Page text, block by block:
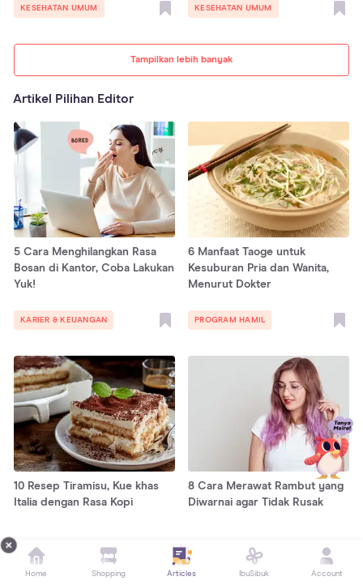
Tampilkan lebih banyak
KESEHATAN UMUM KESEHATAN UMUM
Artikel Pilihan Editor
5 Cara Menghilangkan Rasa
Bosan di Kantor, Coba Lakukan
Yuk!
KARIER & KEUANGAN
6 Manfaat Taoge untuk
Kesuburan Pria dan Wanita,
Menurut Dokter
PROGRAM HAMIL
10 Resep Tiramisu, Kue khas
Italia dengan Rasa Kopi
RESEP KELUARGA
8 Cara Merawat Rambut yang
Diwarnai agar Tidak Rusak
FASHION & BEAUTY
Home Shopping Articles IbuSibuk Account